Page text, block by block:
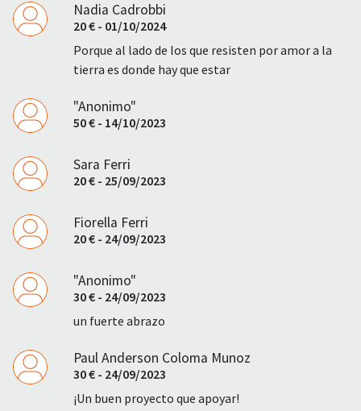
Nadia Cadrobbi
20 € - 01/10/2024
Porque al lado de los que resisten por amor a la
tierra es donde hay que estar
"Anonimo"
50 € - 14/10/2023
Sara Ferri
20 € - 25/09/2023
Fiorella Ferri
20 € - 24/09/2023
"Anonimo"
30 € - 24/09/2023
un fuerte abrazo
Paul Anderson Coloma Munoz
30 € - 24/09/2023
¡Un buen proyecto que apoyar!